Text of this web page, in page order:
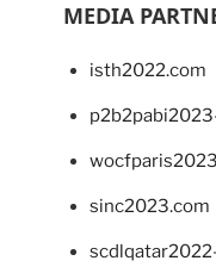
MEDIA
isth2022.com
sinc2023.com